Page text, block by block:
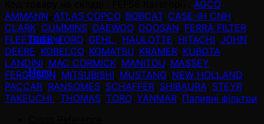
Кошик порожній
Товари
Menü
AGCO,
AMMANN ATLAS COPCO, BOBCAT, CASE-IH CNH
CLARK CUMMINS DAEWOO, DOOSAN FERRA FILTER
FLEETRITE,FORD GEHL HAULOTTE HITACHI JOHN
DEERE KOBELCO, KOMATSU KRAMER KUBOTA
LANDINI MAC CORMICK MANITOU MASSEY
FERGUSON MITSUBISHI MUSTANG NEW HOLLAND
PACCAR RANSOMES SCHAFFER SHIBAURA STEYR
TAKEUCHI
THOMAS TORO, YANMAR Паливні фільтри